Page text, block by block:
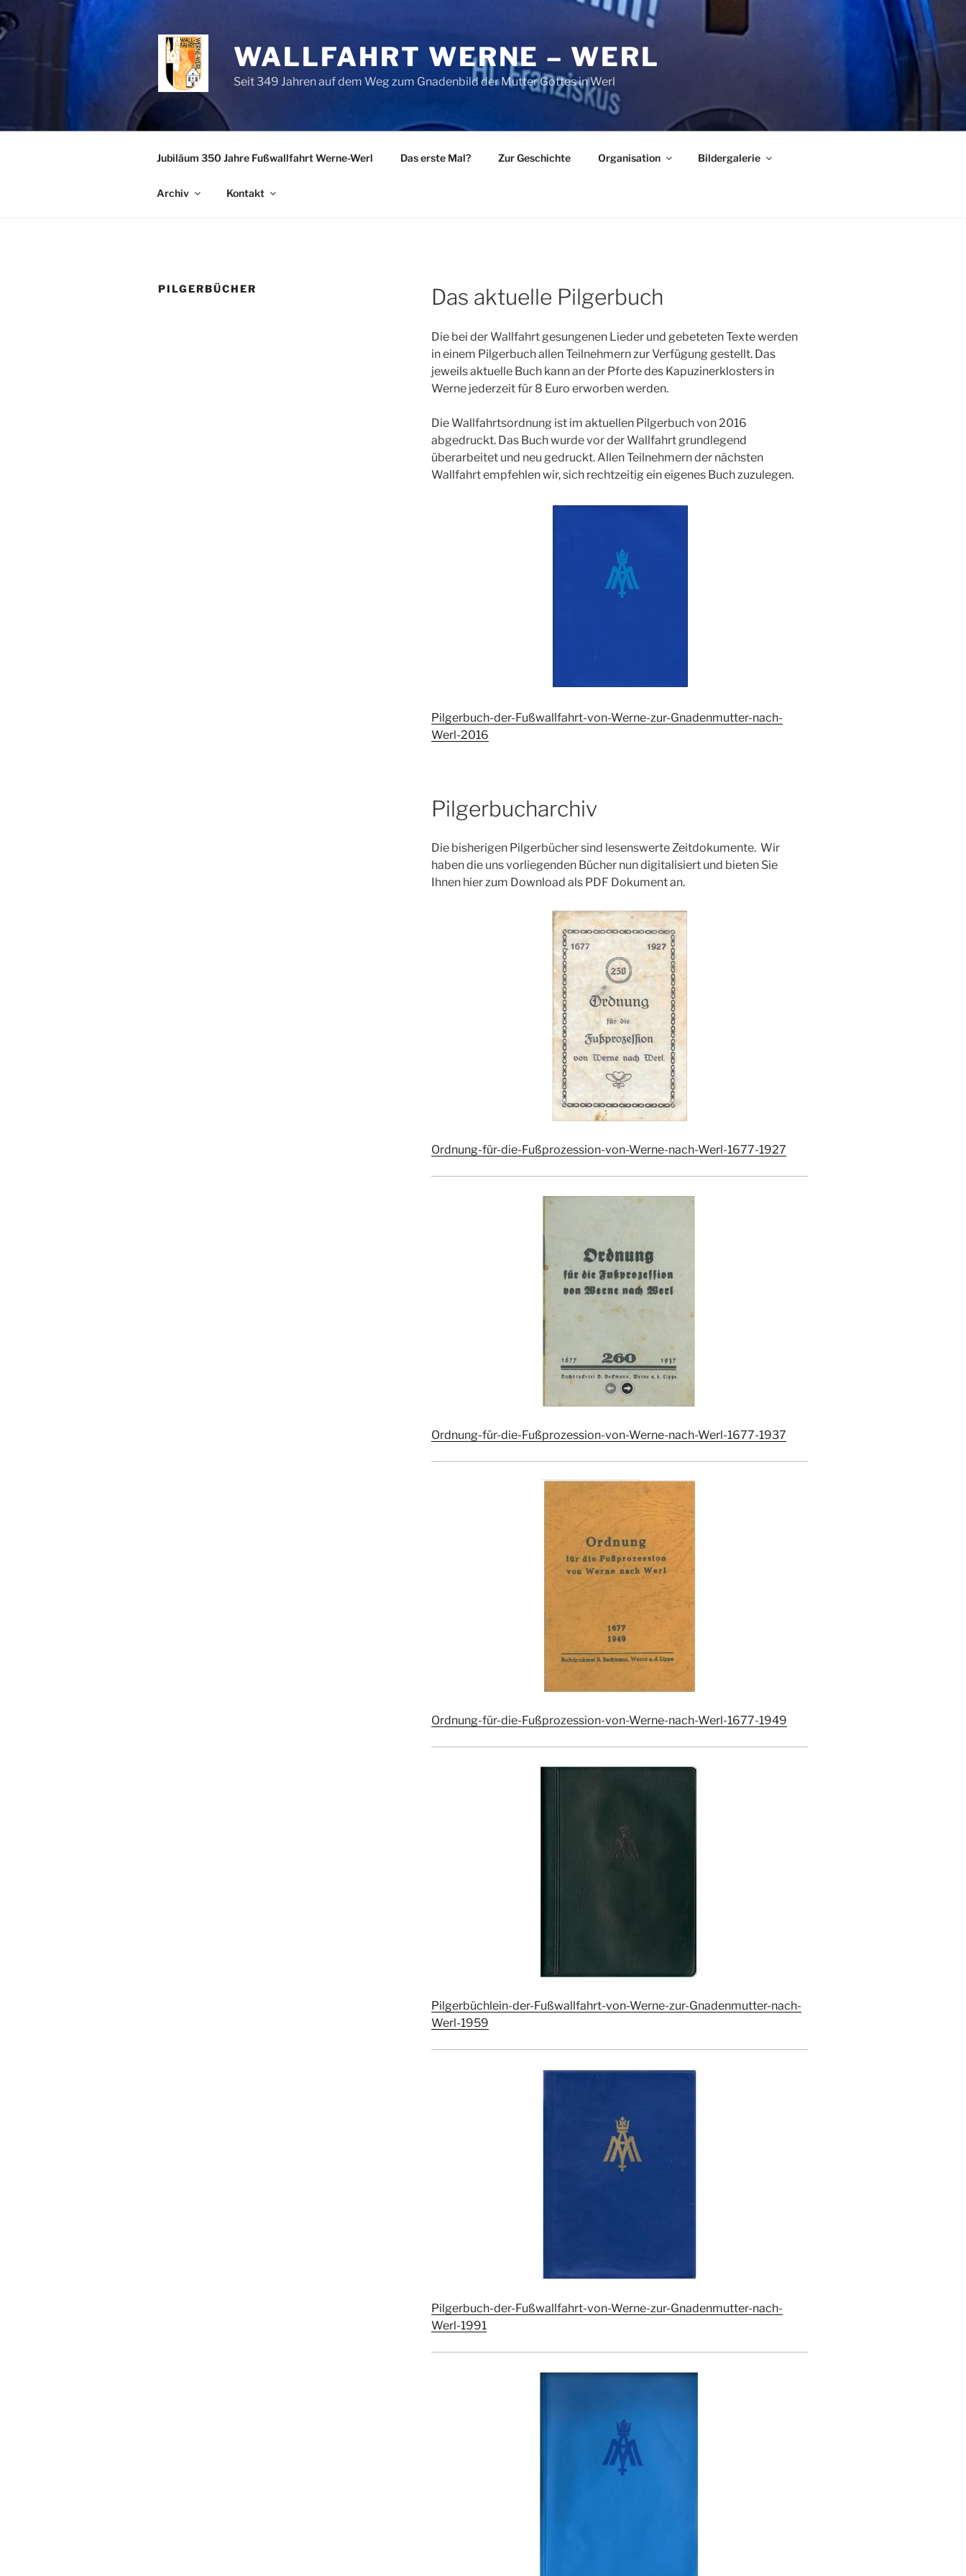
Inhalt
springen
WALLFAHRT WERNE – WERL
Seit 349 Jahren auf dem Weg zum Gnadenbild der Mutter Gottes in Werl
Jubiläum 350 Jahre Fußwallfahrt Werne-Werl Das erste Mal? Zur Geschichte Organisation Bildergalerie
Archiv Kontakt
PILGERBÜCHER Das aktuelle Pilgerbuch
Die bei der Wallfahrt gesungenen Lieder und gebeteten Texte werden
in einem Pilgerbuch allen Teilnehmern zur Verfügung gestellt. Das
jeweils aktuelle Buch kann an der Pforte des Kapuzinerklosters in
Werne jederzeit für 8 Euro erworben werden.
Die Wallfahrtsordnung ist im aktuellen Pilgerbuch von 2016
abgedruckt. Das Buch wurde vor der Wallfahrt grundlegend
überarbeitet und neu gedruckt. Allen Teilnehmern der nächsten
Wallfahrt empfehlen wir, sich rechtzeitig ein eigenes Buch zuzulegen.
Pilgerbuch-der-Fußwallfahrt-von-Werne-zur-Gnadenmutter-nach-
Werl-2016
Pilgerbucharchiv
Die bisherigen Pilgerbücher sind lesenswerte Zeitdokumente. Wir
haben die uns vorliegenden Bücher nun digitalisiert und bieten Sie
Ihnen hier zum Download als PDF Dokument an.
Ordnung-für-die-Fußprozession-von-Werne-nach-Werl-1677-1927
Ordnung-für-die-Fußprozession-von-Werne-nach-Werl-1677-1937
Ordnung-für-die-Fußprozession-von-Werne-nach-Werl-1677-1949
Pilgerbüchlein-der-Fußwallfahrt-von-Werne-zur-Gnadenmutter-nach-
Werl-1959
Pilgerbuch-der-Fußwallfahrt-von-Werne-zur-Gnadenmutter-nach-
Werl-1991